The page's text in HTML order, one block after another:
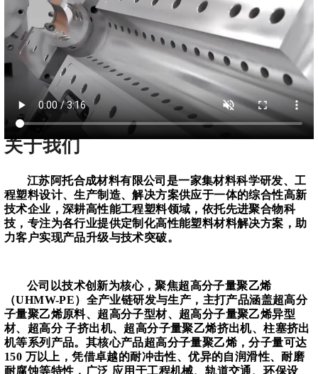
关于我们
江苏阿托合成材料有限公司是一家集材料科学研发、工
程塑料设计、生产制造、解决方案供应于一体的综合性高新
技术企业，深耕高性能工程塑料领域，依托先进聚合物科
技，专注为各行业提供定制化高性能塑料材料解决方案，助
力客户实现产品升级与技术突破。
公司以技术创新为核心，聚焦超高分子量聚乙烯
（UHMW-PE）全产业链研发与生产，主打产品涵盖超高分
子量聚乙烯原料、超高分子型材、超高分子量聚乙烯异型
材、超高分 子挤出机、超高分子量聚乙烯挤出机、柱塞挤出
机等系列产品。其核心产品超高分子量聚乙烯，分子量可达
150 万以上，凭借卓越的耐冲击性、优异的自润滑性、耐磨
耐腐蚀等特性，广泛 应用于工程机械、轨道交通、环保设